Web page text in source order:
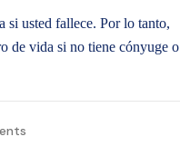
si usted fallece. Por lo tanto,
de vida si no tiene cónyuge o